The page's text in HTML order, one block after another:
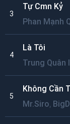
3
Tự Cmn Kỷ
Phan Mạnh
4
Là Tôi
Trung Quân
5
Không Cần
Mr.Siro,